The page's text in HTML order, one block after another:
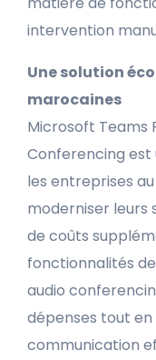
intervention
Une solution
marocaines
Microsoft Teams
Conferencing
les entreprises
moderniser leurs
de coûts
fonctionnalités
audio
dépenses tout
communication